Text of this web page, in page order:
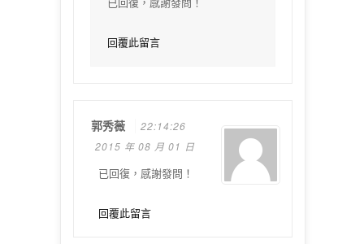
回覆此留言
郭秀薇
22:14:26
2015 年 08 月 01 日
已回復，感謝發問！
回覆此留言